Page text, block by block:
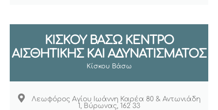
ΚΙΣΚΟΥ ΒΑΣΩ ΚΕΝΤΡΟ
ΑΙΣΘΗΤΙΚΗΣ ΚΑΙ ΑΔΥΝΑΤΙΣΜΑΤΟΣ
Κίσκου Βάσω
Λεωφόρος Αγίου Ιωάννη Καρέα 80 & Αντωνιάδη
1, Βύρωνας, 162 33